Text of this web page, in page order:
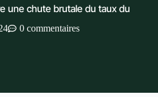
une chute brutale du taux du
0 commentaires